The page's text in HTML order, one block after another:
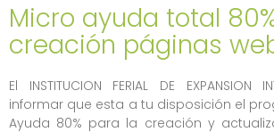
Micro ayuda total
creación páginas
El INSTITUCION FERIAL DE EXPANSION
informar que esta a tu disposición el
Ayuda 80% para la creación y